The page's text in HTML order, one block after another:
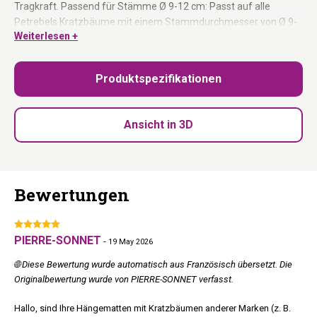
Tragkraft. Passend für Stämme Ø 9-12 cm: Passt auf alle
Petrebels Kratzbäume mit einem Stammdurchmesser von Ø 9-
12 cm.
Waschbarer Bezug mit Reißverschluss:
Abziehen und bei 30°C
Max. 15 kg Tragkraft:Stabil für den täglichen Gebrauch.
Grauer Plüsch:
Passend für Stämme Ø 9-12 cm: Kompatibel mit allen
Petrebels Kratzbäumen dieser Größe.
Weiterlesen +
Produktspezifikationen
Ansicht in 3D
Bewertungen
PIERRE-SONNET - 19 May 2026
🌐 Diese Bewertung wurde automatisch aus Französisch übersetzt. Die
Originalbewertung wurde von PIERRE-SONNET verfasst.
Hallo, sind Ihre Hängematten mit Kratzbäumen anderer Marken (z. B.